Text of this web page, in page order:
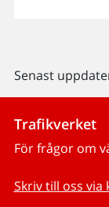
Senast
Trafikverket
För frågor om
Skriv till oss